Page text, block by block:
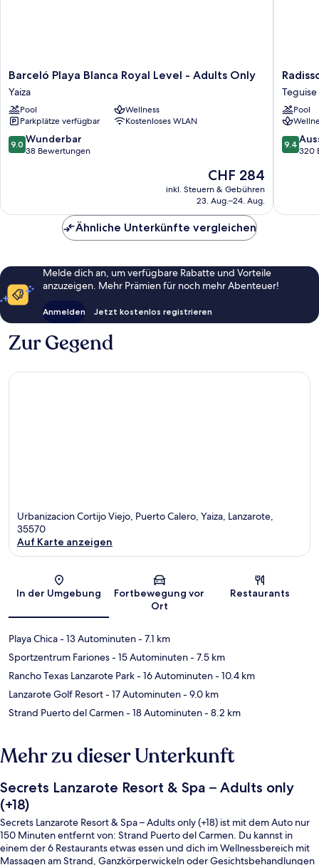
Barceló
Playa
Blanca
Royal
Level
-
Adults
Barceló Playa Blanca Royal Level - Adults Only
Yaiza
Pool
Wellness
Parkplätze verfügbar
Kostenloses WLAN
9.0
von
9.0 Wunderbar
38 Bewertungen
Der
Preis
beträgt
CHF 284
inkl. Steuern & Gebühren
23. Aug.–24. Aug.
Blu
Resort
-
Adults
Only
Teguise
Pool
9.4
von
9.4
320
Ähnliche Unterkünfte vergleichen
Melde dich an, um verfügbare Rabatte und Vorteile
anzuzeigen. Mehr Prämien für noch mehr Abenteuer!
Anmelden Jetzt kostenlos registrieren
Zur Gegend
Urbanizacion Cortijo Viejo, Puerto Calero, Yaiza, Lanzarote,
35570
Auf Karte anzeigen
In der Umgebung
Fortbewegung vor
Ort
Restaurants
Playa Chica- 13 Autominuten- 7.1 km
Sportzentrum Fariones- 15 Autominuten- 7.5 km
Rancho Texas Lanzarote Park- 16 Autominuten- 10.4 km
Lanzarote Golf Resort- 17 Autominuten- 9.0 km
Strand Puerto del Carmen- 18 Autominuten- 8.2 km
Mehr zu dieser Unterkunft
Secrets Lanzarote Resort & Spa – Adults only
(+18)
Secrets Lanzarote Resort & Spa – Adults only (+18) ist mit dem Auto nur
150 Minuten entfernt von: Strand Puerto del Carmen. Du kannst in
einem der 6 Restaurants etwas essen und dich im Wellnessbereich mit
Massagen am Strand, Ganzkörperwickeln oder Gesichtsbehandlungen